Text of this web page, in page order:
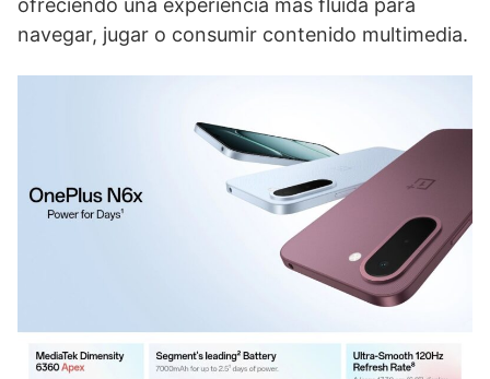
ofreciendo una experiencia más fluida para
navegar, jugar o consumir contenido multimedia.